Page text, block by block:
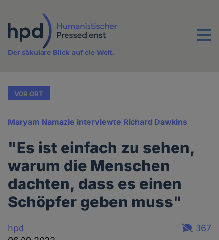
Inhalt
Menu
Der säkulare Blick auf die Welt.
VOR ORT
Maryam Namazie interviewte Richard Dawkins
"Es ist einfach zu sehen,
warum die Menschen
dachten, dass es einen
Schöpfer geben muss"
hpd
367